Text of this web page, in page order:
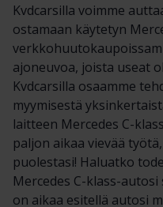
Kvdcarsilla voimme
ostamaan käytetyn
ajoneuvoa, joista useat
Kvdcarsilla osaamme
myymisestä
laitteen Mercedes C-
paljon aikaa vievää
puolestasi! Haluatko
Mercedes C-klass-
on aikaa esitellä autosi